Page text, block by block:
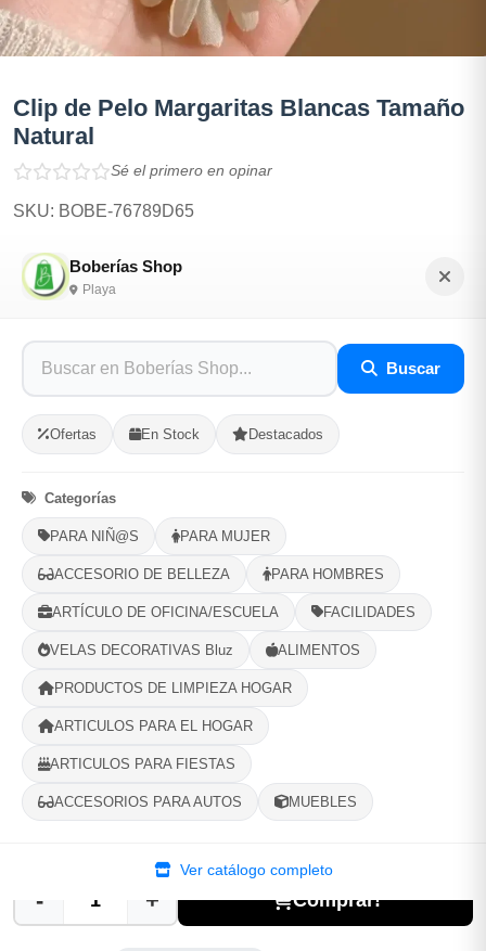
Boberías Shop
Playa
Buscar
Ofertas En Stock Destacados
Categorías
PARA NIÑ@S PARA MUJER
ACCESORIO DE BELLEZA PARA HOMBRES
ARTÍCULO DE OFICINA/ESCUELA FACILIDADES
VELAS DECORATIVAS Bluz ALIMENTOS
PRODUCTOS DE LIMPIEZA HOGAR
ARTICULOS PARA EL HOGAR
ARTICULOS PARA FIESTAS
ACCESORIOS PARA AUTOS MUEBLES
Ver catálogo completo
Clip de Pelo Margaritas Blancas Tamaño
Natural
Sé el primero en opinar
SKU: BOBE-76789D65
$200.00
Listo para Entregar
Clip de Pelo Margaritas Blancas Tamaño Natural. Se
venden por separadas, el par, todas. Como las quieras.
Opciones de Envio
1 Ubicacion 2 Ruta 3 Entrega
Selecciona tu ubicacion
PROVINCIA
MUNICIPIO
- + Comprar!